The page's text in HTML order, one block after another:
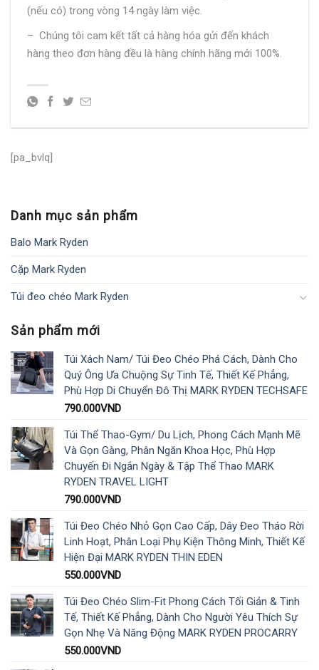
(nếu có) trong vòng 14 ngày làm việc.
– Chúng tôi cam kết tất cả hàng hóa gửi đến khách
hàng theo đơn hàng đều là hàng chính hãng mới 100%.
[pa_bvlq]
Danh mục sản phẩm
Balo Mark Ryden
Cặp Mark Ryden
Túi đeo chéo Mark Ryden
Sản phẩm mới
Túi Xách Nam/ Túi Đeo Chéo Phá Cách, Dành Cho
Quý Ông Ưa Chuộng Sự Tinh Tế, Thiết Kế Phẳng,
Phù Hợp Di Chuyển Đô Thị MARK RYDEN TECHSAFE
790.000VND
Túi Thể Thao-Gym/ Du Lịch, Phong Cách Mạnh Mẽ
Và Gọn Gàng, Phân Ngăn Khoa Học, Phù Hợp
Chuyến Đi Ngắn Ngày & Tập Thể Thao MARK
RYDEN TRAVEL LIGHT
790.000VND
Túi Đeo Chéo Nhỏ Gọn Cao Cấp, Dây Đeo Tháo Rời
Linh Hoạt, Phân Loại Phụ Kiện Thông Minh, Thiết Kế
Hiện Đại MARK RYDEN THIN EDEN
550.000VND
Túi Đeo Chéo Slim-Fit Phong Cách Tối Giản & Tinh
Tế, Thiết Kế Phẳng, Dành Cho Người Yêu Thích Sự
Gọn Nhẹ Và Năng Động MARK RYDEN PROCARRY
550.000VND